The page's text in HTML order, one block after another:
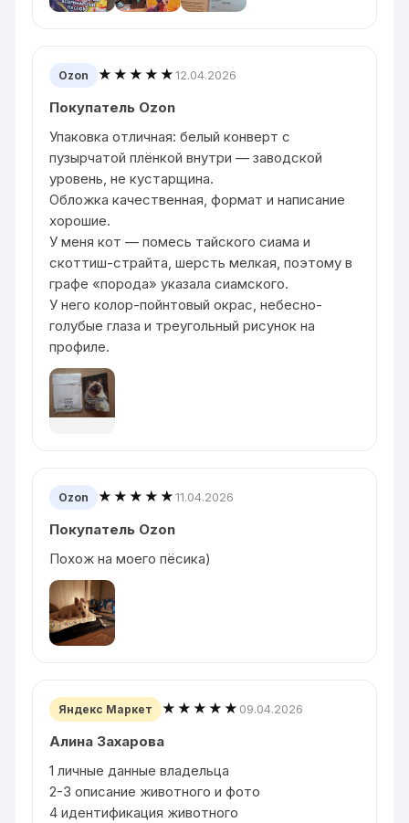
Ozon ★★★★★12.04.2026
Покупатель Ozon
Упаковка отличная: белый конверт с
пузырчатой плёнкой внутри — заводской
уровень, не кустарщина.
Обложка качественная, формат и написание
хорошие.
У меня кот — помесь тайского сиама и
скоттиш-страйта, шерсть мелкая, поэтому в
графе «порода» указала сиамского.
У него колор-пойнтовый окрас, небесно-
голубые глаза и треугольный рисунок на
профиле.
Ozon ★★★★★11.04.2026
Покупатель Ozon
Похож на моего пёсика)
Яндекс Маркет ★★★★★ 09.04.2026
Алина Захарова
1 личные данные владельца
2-3 описание животного и фото
4 идентификация животного